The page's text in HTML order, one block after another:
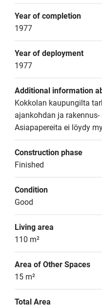
Year of completion
1977
Year of deployment
1977
Additional information
Kokkolan kaupungilta
ajankohdan ja
Asiapapereita ei löydy
Construction phase
Finished
Condition
Good
Living area
110 m²
Area of Other Spaces
15 m²
Total Area